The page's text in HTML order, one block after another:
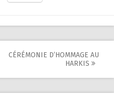
CÉRÉMONIE D’HOMMAGE AU
HARKIS